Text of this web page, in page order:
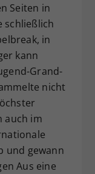
Seiten in
schließlich
in
kann
Grand-
nicht
auch im
und gewann
Aus eine